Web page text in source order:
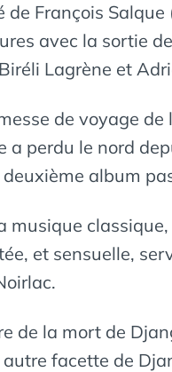
de François
avec la sortie
Lagrène et
de voyage
a perdu le nord
album
et sensuelle,
de la mort de
facette de